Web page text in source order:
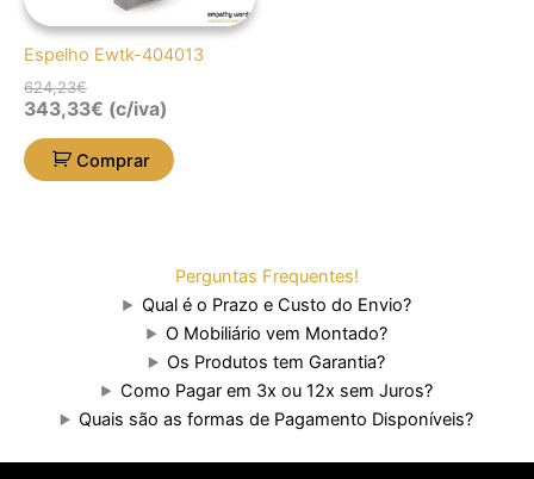
Espelho Ewtk-404013
624,23€
343,33€ (c/iva)
Comprar
Perguntas Frequentes!
Qual é o Prazo e Custo do Envio?
O Mobiliário vem Montado?
Os Produtos tem Garantia?
Como Pagar em 3x ou 12x sem Juros?
Quais são as formas de Pagamento Disponíveis?